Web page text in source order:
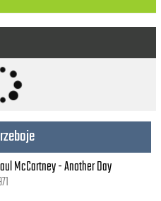
McCartney - Another Day